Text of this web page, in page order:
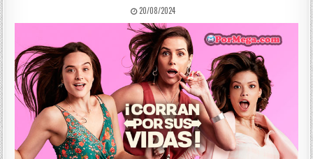
PUBLISHED DATE:
20/08/2024